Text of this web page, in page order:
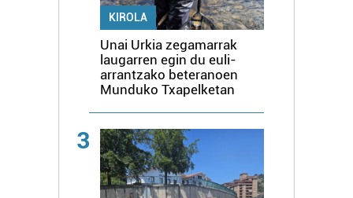
KIROLA
Unai Urkia zegamarrak
laugarren egin du euli-
arrantzako beteranoen
Munduko Txapelketan
3